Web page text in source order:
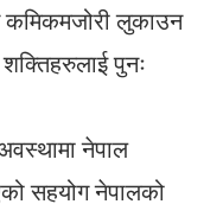
कमिकमजोरी लुकाउन
पुनः
नेपाल
सहयोग नेपालको